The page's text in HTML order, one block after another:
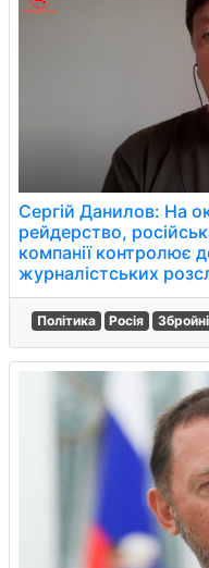
Сергій Данилов: На
рейдерство,
компанії контролює
журналістських
Політика Росія